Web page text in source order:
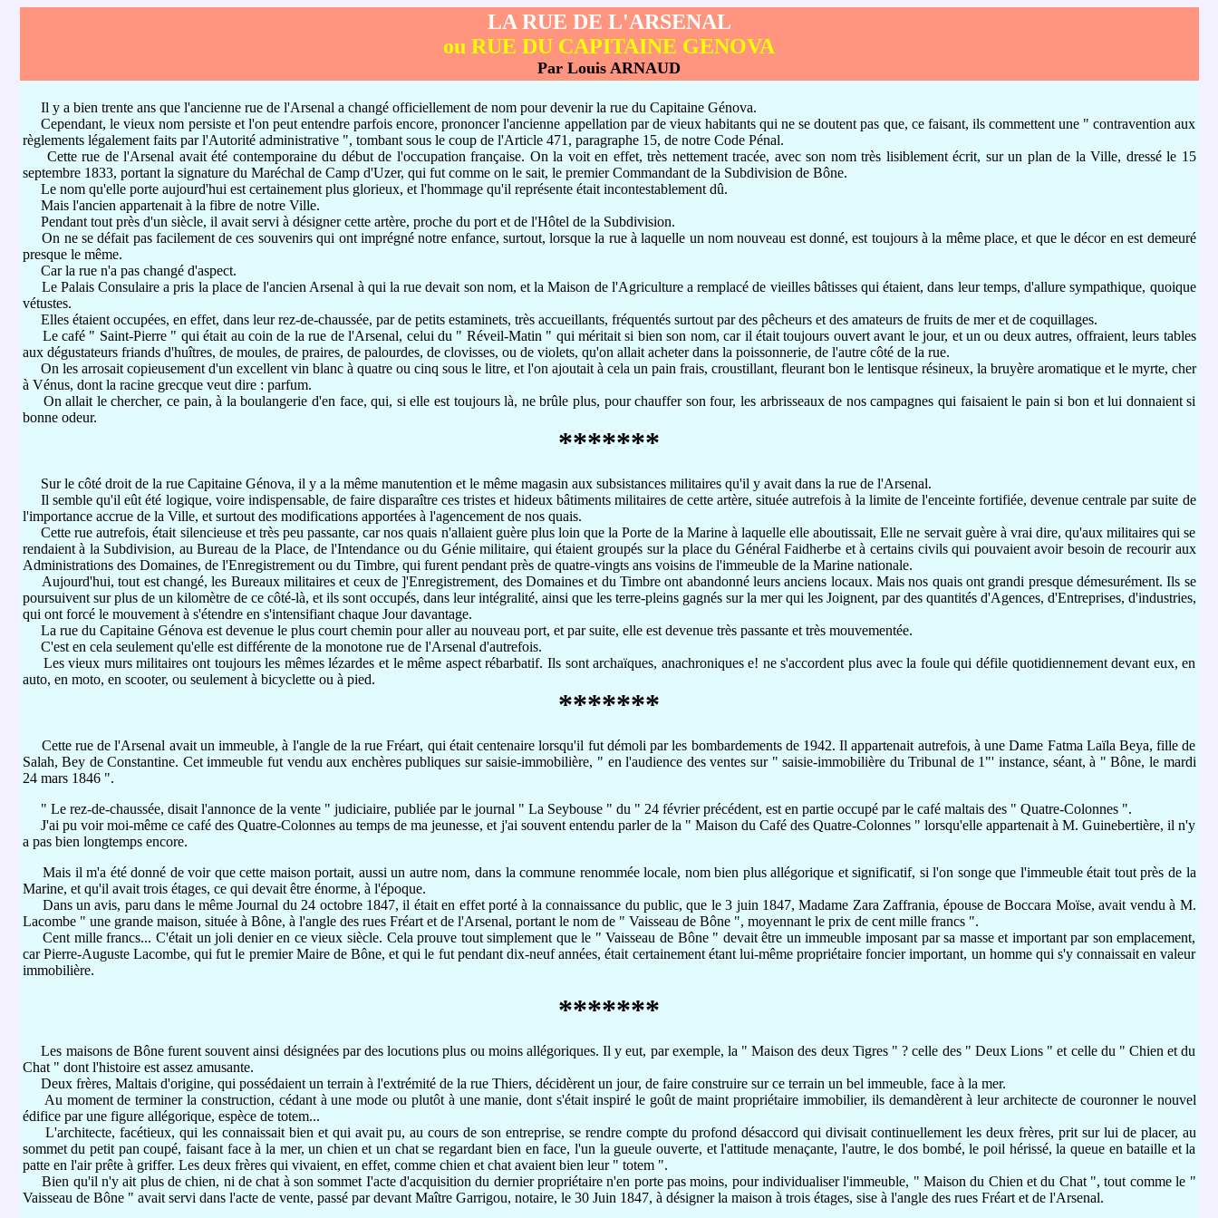
LA RUE DE L'ARSENAL
ou RUE DU CAPITAINE GENOVA
Par Louis ARNAUD
Il y a bien trente ans que l'ancienne rue de l'Arsenal a changé officiellement de nom pour devenir la rue du Capitaine Génova.
Cependant, le vieux nom persiste et l'on peut entendre parfois encore, prononcer l'ancienne appellation par de vieux habitants qui ne se doutent pas que, ce faisant, ils commettent une " contravention aux
règlements légalement faits par l'Autorité administrative ", tombant sous le coup de l'Article 471, paragraphe 15, de notre Code Pénal.
Cette rue de l'Arsenal avait été contemporaine du début de l'occupation française. On la voit en effet, très nettement tracée, avec son nom très lisiblement écrit, sur un plan de la Ville, dressé le 15
septembre 1833, portant la signature du Maréchal de Camp d'Uzer, qui fut comme on le sait, le premier Commandant de la Subdivision de Bône.
Le nom qu'elle porte aujourd'hui est certainement plus glorieux, et l'hommage qu'il représente était incontestablement dû.
Mais l'ancien appartenait à la fibre de notre Ville.
Pendant tout près d'un siècle, il avait servi à désigner cette artère, proche du port et de l'Hôtel de la Subdivision.
On ne se défait pas facilement de ces souvenirs qui ont imprégné notre enfance, surtout, lorsque la rue à laquelle un nom nouveau est donné, est toujours à la même place, et que le décor en est demeuré
presque le même.
Car la rue n'a pas changé d'aspect.
Le Palais Consulaire a pris la place de l'ancien Arsenal à qui la rue devait son nom, et la Maison de l'Agriculture a remplacé de vieilles bâtisses qui étaient, dans leur temps, d'allure sympathique, quoique
vétustes.
Elles étaient occupées, en effet, dans leur rez-de-chaussée, par de petits estaminets, très accueillants, fréquentés surtout par des pêcheurs et des amateurs de fruits de mer et de coquillages.
Le café " Saint-Pierre " qui était au coin de la rue de l'Arsenal, celui du " Réveil-Matin " qui méritait si bien son nom, car il était toujours ouvert avant le jour, et un ou deux autres, offraient, leurs tables
aux dégustateurs friands d'huîtres, de moules, de praires, de palourdes, de clovisses, ou de violets, qu'on allait acheter dans la poissonnerie, de l'autre côté de la rue.
On les arrosait copieusement d'un excellent vin blanc à quatre ou cinq sous le litre, et l'on ajoutait à cela un pain frais, croustillant, fleurant bon le lentisque résineux, la bruyère aromatique et le myrte, cher
à Vénus, dont la racine grecque veut dire : parfum.
On allait le chercher, ce pain, à la boulangerie d'en face, qui, si elle est toujours là, ne brûle plus, pour chauffer son four, les arbrisseaux de nos campagnes qui faisaient le pain si bon et lui donnaient si
bonne odeur.
*******
Sur le côté droit de la rue Capitaine Génova, il y a la même manutention et le même magasin aux subsistances militaires qu'il y avait dans la rue de l'Arsenal.
Il semble qu'il eût été logique, voire indispensable, de faire disparaître ces tristes et hideux bâtiments militaires de cette artère, située autrefois à la limite de l'enceinte fortifiée, devenue centrale par suite de
l'importance accrue de la Ville, et surtout des modifications apportées à l'agencement de nos quais.
Cette rue autrefois, était silencieuse et très peu passante, car nos quais n'allaient guère plus loin que la Porte de la Marine à laquelle elle aboutissait, Elle ne servait guère à vrai dire, qu'aux militaires qui se
rendaient à la Subdivision, au Bureau de la Place, de l'Intendance ou du Génie militaire, qui étaient groupés sur la place du Général Faidherbe et à certains civils qui pouvaient avoir besoin de recourir aux
Administrations des Domaines, de l'Enregistrement ou du Timbre, qui furent pendant près de quatre-vingts ans voisins de l'immeuble de la Marine nationale.
Aujourd'hui, tout est changé, les Bureaux militaires et ceux de ]'Enregistrement, des Domaines et du Timbre ont abandonné leurs anciens locaux. Mais nos quais ont grandi presque démesurément. Ils se
poursuivent sur plus de un kilomètre de ce côté-là, et ils sont occupés, dans leur intégralité, ainsi que les terre-pleins gagnés sur la mer qui les Joignent, par des quantités d'Agences, d'Entreprises, d'industries,
qui ont forcé le mouvement à s'étendre en s'intensifiant chaque Jour davantage.
La rue du Capitaine Génova est devenue le plus court chemin pour aller au nouveau port, et par suite, elle est devenue très passante et très mouvementée.
C'est en cela seulement qu'elle est différente de la monotone rue de l'Arsenal d'autrefois.
Les vieux murs militaires ont toujours les mêmes lézardes et le même aspect rébarbatif. Ils sont archaïques, anachroniques e! ne s'accordent plus avec la foule qui défile quotidiennement devant eux, en
auto, en moto, en scooter, ou seulement à bicyclette ou à pied.
*******
Cette rue de l'Arsenal avait un immeuble, à l'angle de la rue Fréart, qui était centenaire lorsqu'il fut démoli par les bombardements de 1942. Il appartenait autrefois, à une Dame Fatma Laïla Beya, fille de
Salah, Bey de Constantine. Cet immeuble fut vendu aux enchères publiques sur saisie-immobilière, " en l'audience des ventes sur " saisie-immobilière du Tribunal de 1"' instance, séant, à " Bône, le mardi
24 mars 1846 ".
" Le rez-de-chaussée, disait l'annonce de la vente " judiciaire, publiée par le journal " La Seybouse " du " 24 février précédent, est en partie occupé par le café maltais des " Quatre-Colonnes ".
J'ai pu voir moi-même ce café des Quatre-Colonnes au temps de ma jeunesse, et j'ai souvent entendu parler de la " Maison du Café des Quatre-Colonnes " lorsqu'elle appartenait à M. Guinebertière, il n'y
a pas bien longtemps encore.
Mais il m'a été donné de voir que cette maison portait, aussi un autre nom, dans la commune renommée locale, nom bien plus allégorique et significatif, si l'on songe que l'immeuble était tout près de la
Marine, et qu'il avait trois étages, ce qui devait être énorme, à l'époque.
Dans un avis, paru dans le même Journal du 24 octobre 1847, il était en effet porté à la connaissance du public, que le 3 juin 1847, Madame Zara Zaffrania, épouse de Boccara Moïse, avait vendu à M.
Lacombe " une grande maison, située à Bône, à l'angle des rues Fréart et de l'Arsenal, portant le nom de " Vaisseau de Bône ", moyennant le prix de cent mille francs ".
Cent mille francs... C'était un joli denier en ce vieux siècle. Cela prouve tout simplement que le " Vaisseau de Bône " devait être un immeuble imposant par sa masse et important par son emplacement,
car Pierre-Auguste Lacombe, qui fut le premier Maire de Bône, et qui le fut pendant dix-neuf années, était certainement étant lui-même propriétaire foncier important, un homme qui s'y connaissait en valeur
immobilière.
*******
Les maisons de Bône furent souvent ainsi désignées par des locutions plus ou moins allégoriques. Il y eut, par exemple, la " Maison des deux Tigres " ? celle des " Deux Lions " et celle du " Chien et du
Chat " dont l'histoire est assez amusante.
Deux frères, Maltais d'origine, qui possédaient un terrain à l'extrémité de la rue Thiers, décidèrent un jour, de faire construire sur ce terrain un bel immeuble, face à la mer.
Au moment de terminer la construction, cédant à une mode ou plutôt à une manie, dont s'était inspiré le goût de maint propriétaire immobilier, ils demandèrent à leur architecte de couronner le nouvel
édifice par une figure allégorique, espèce de totem...
L'architecte, facétieux, qui les connaissait bien et qui avait pu, au cours de son entreprise, se rendre compte du profond désaccord qui divisait continuellement les deux frères, prit sur lui de placer, au
sommet du petit pan coupé, faisant face à la mer, un chien et un chat se regardant bien en face, l'un la gueule ouverte, et l'attitude menaçante, l'autre, le dos bombé, le poil hérissé, la queue en bataille et la
patte en l'air prête à griffer. Les deux frères qui vivaient, en effet, comme chien et chat avaient bien leur " totem ".
Bien qu'il n'y ait plus de chien, ni de chat à son sommet I'acte d'acquisition du dernier propriétaire n'en porte pas moins, pour individualiser l'immeuble, " Maison du Chien et du Chat ", tout comme le "
Vaisseau de Bône " avait servi dans l'acte de vente, passé par devant Maître Garrigou, notaire, le 30 Juin 1847, à désigner la maison à trois étages, sise à l'angle des rues Fréart et de l'Arsenal.